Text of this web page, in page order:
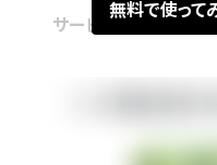
無料で使って
サービス紹介